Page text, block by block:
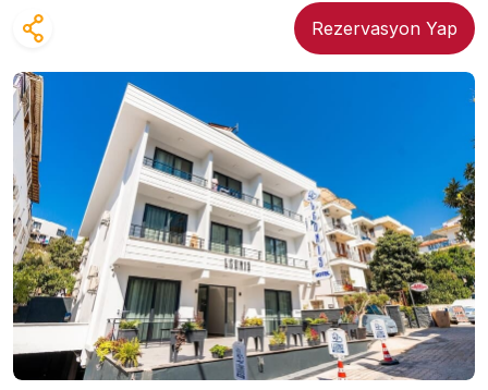
Taraftar Otelleri
Yurt Dışı Turlar
Rezervasyon Yap